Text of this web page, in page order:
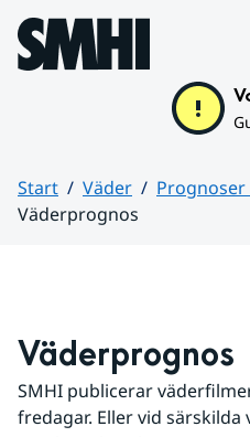
Hoppa till sidans innehåll
Start Väder
Väderprognos
Väderprognos
SMHI publicerar
fredagar. Eller vid särskilda